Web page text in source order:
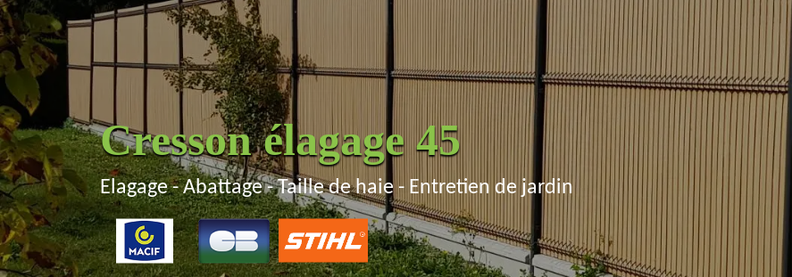
Cresson élagage 45
Elagage - Abattage - Taille de haie - Entretien de jardin